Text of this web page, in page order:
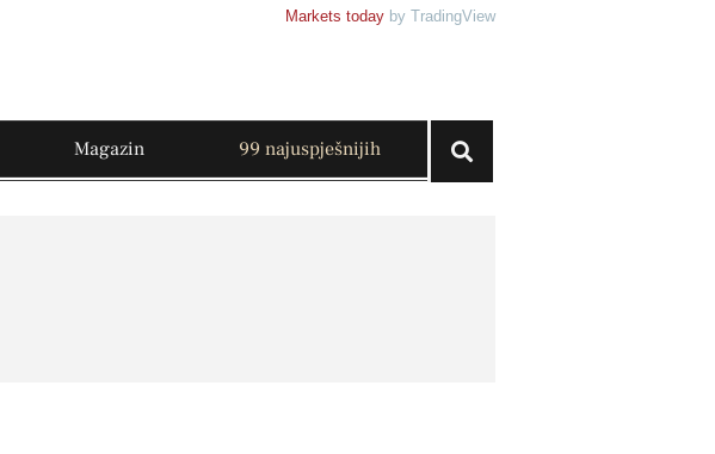
Markets today by TradingView
Magazin 99 najuspješnijih